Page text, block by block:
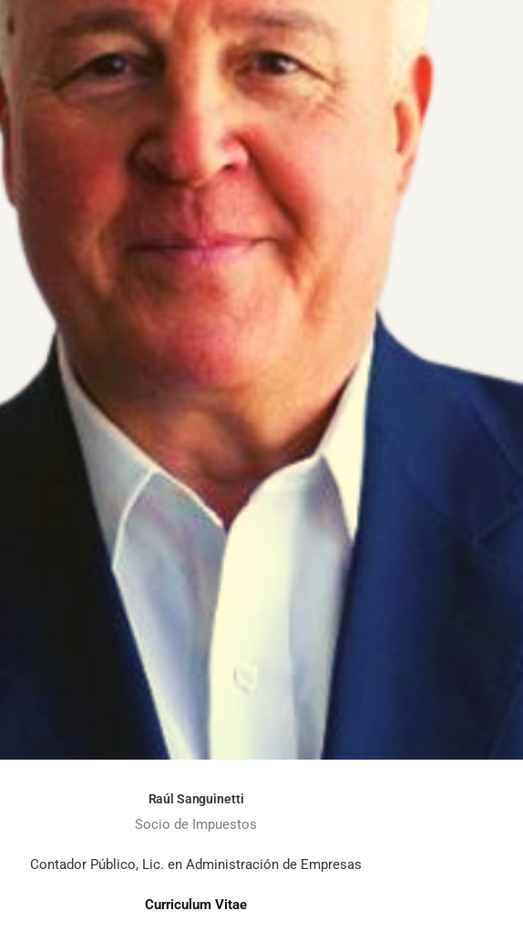
Raúl Sanguinetti
Socio de Impuestos
Contador Público, Lic. en Administración de Empresas
Curriculum Vitae